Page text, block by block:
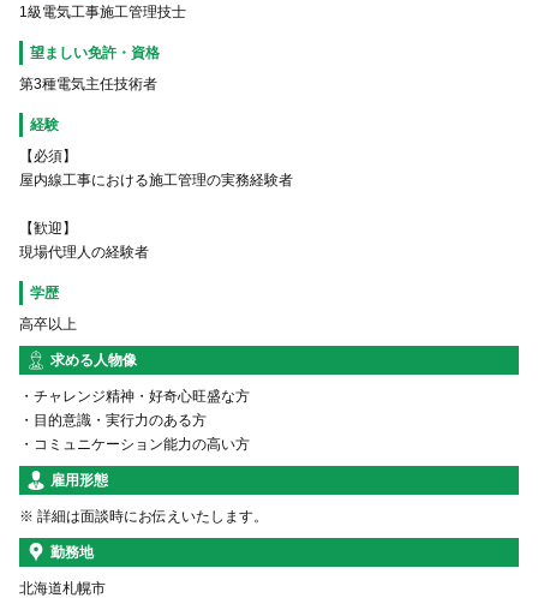
1級電気工事施工管理技士
望ましい免許・資格
第3種電気主任技術者
経験
【必須】
屋内線工事における施工管理の実務経験者
【歓迎】
現場代理人の経験者
学歴
高卒以上
求める人物像
・チャレンジ精神・好奇心旺盛な方
・目的意識・実行力のある方
・コミュニケーション能力の高い方
雇用形態
※ 詳細は面談時にお伝えいたします。
勤務地
北海道札幌市